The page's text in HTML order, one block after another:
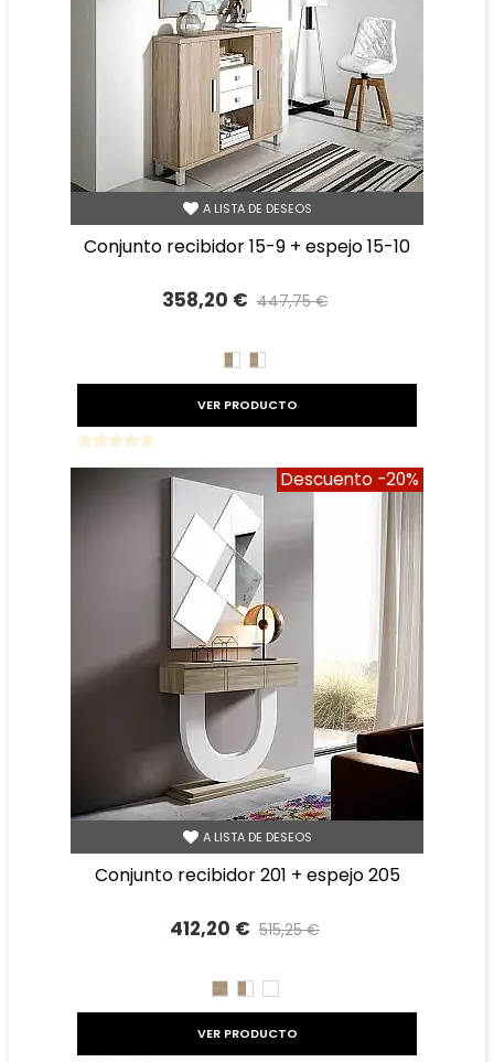
A LISTA DE DESEOS
conjunto recibidor 15-9 + espejo 15-10
358,20 € 447,75 €
CAMBRIAN/BLANCO
BLANCO/CAMBRIAN
VER PRODUCTO
Descuento -20%
A LISTA DE DESEOS
conjunto recibidor 201 + espejo 205
412,20 € 515,25 €
CAMBRIAN
CAMBRIAN/BLANCO
BLANCO
VER PRODUCTO